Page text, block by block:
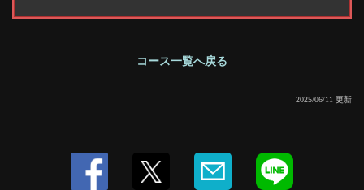
コース一覧へ戻る
2025/06/11 更新